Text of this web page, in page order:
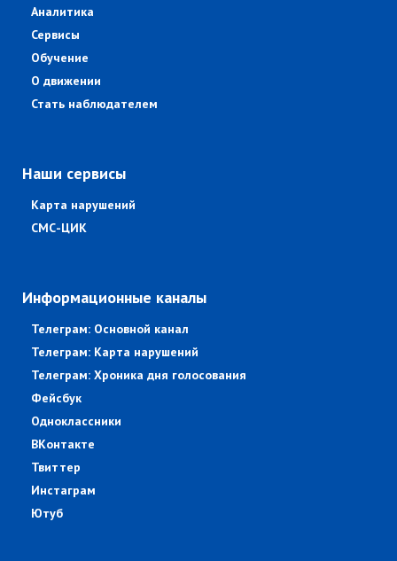
Аналитика
Сервисы
Обучение
О движении
Стать наблюдателем
Наши сервисы
Карта нарушений
СМС-ЦИК
Информационные каналы
Телеграм: Основной канал
Телеграм: Карта нарушений
Телеграм: Хроника дня голосования
Фейсбук
Одноклассники
ВКонтакте
Твиттер
Инстаграм
Ютуб